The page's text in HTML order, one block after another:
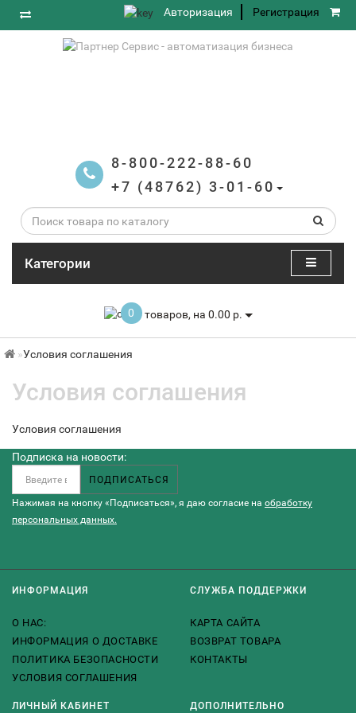
Авторизация Регистрация
8-800-222-88-60
+7 (48762) 3-01-60
Категории
0 товаров, на 0.00 р.
Условия соглашения
Условия соглашения
Условия соглашения
Подписка на новости:
ПОДПИСАТЬСЯ
Нажимая на кнопку «Подписаться», я даю cогласие на обработку
персональных данных.
ИНФОРМАЦИЯ
О НАС:
ИНФОРМАЦИЯ О ДОСТАВКЕ
ПОЛИТИКА БЕЗОПАСНОСТИ
УСЛОВИЯ СОГЛАШЕНИЯ
СЛУЖБА ПОДДЕРЖКИ
КАРТА САЙТА
ВОЗВРАТ ТОВАРА
КОНТАКТЫ
ЛИЧНЫЙ КАБИНЕТ ДОПОЛНИТЕЛЬНО